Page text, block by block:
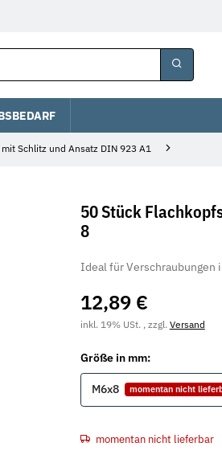
Schlitz und Ansatz DIN 923 A1
50 Stück
8
Ideal für Verschraubungen
12,89 €
inkl. 19% USt. , zzgl.Versand
Größe in mm:
M6x8 momentan nicht
momentan nicht lieferbar